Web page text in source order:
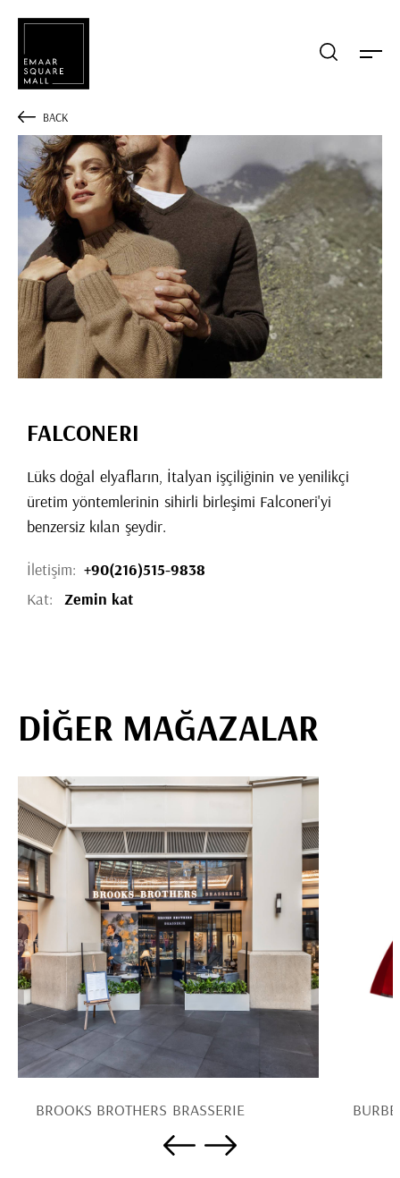
BACK
FALCONERI
Lüks doğal elyafların, İtalyan işçiliğinin ve yenilikçi
üretim yöntemlerinin sihirli birleşimi Falconeri'yi
benzersiz kılan şeydir.
İletişim: +90(216)515-9838
Kat:
Zemin kat
DİĞER MAĞAZALAR
BROOKS BROTHERS BRASSERIE
Mağaza, restaurant, etkinlik arama
POPÜLER ARAMALAR
Alışveriş Lezzet Eğlence
Kampanyalar Etkinlik